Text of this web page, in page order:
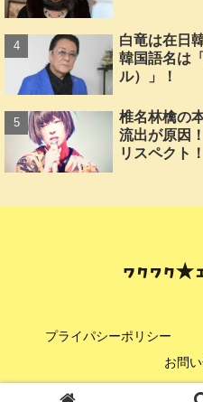
白竜は在日
韓国語名は
ル）」！
椎名林檎の
流出が原因
リスペクト！
プライパシーポリシー
お問
© 2024 ワクワク